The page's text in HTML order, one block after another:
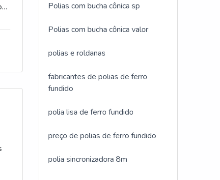
Polias com bucha cônica sp
Polias com bucha cônica valor
polias e roldanas
fabricantes de polias de ferro
fundido
polia lisa de ferro fundido
preço de polias de ferro fundido
polia sincronizadora 8m